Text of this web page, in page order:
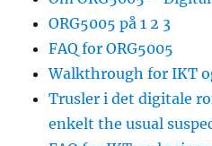
ORG5005 på 1 2 3
FAQ for ORG5005
Walkthrough for IKT
Trusler i det digitale
enkelt the usual